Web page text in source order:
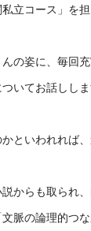
立コース」を担
の姿に、毎回
いてお話ししま
といわれれば、
からも取られ、
脈の論理的つ